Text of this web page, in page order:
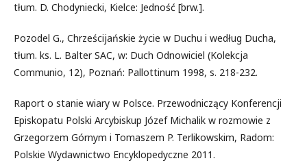
tłum. D. Chodyniecki, Kielce: Jedność [brw.].
Pozodel G., Chrześcijańskie życie w Duchu i według Ducha,
tłum. ks. L. Balter SAC, w: Duch Odnowiciel (Kolekcja
Communio, 12), Poznań: Pallottinum 1998, s. 218-232.
Raport o stanie wiary w Polsce. Przewodniczący Konferencji
Episkopatu Polski Arcybiskup Józef Michalik w rozmowie z
Grzegorzem Górnym i Tomaszem P. Terlikowskim, Radom:
Polskie Wydawnictwo Encyklopedyczne 2011.